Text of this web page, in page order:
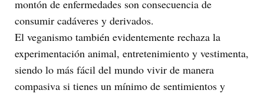
montón de enfermedades son consecuencia de
consumir cadáveres y derivados.
El veganismo también evidentemente rechaza la
experimentación animal, entretenimiento y vestimenta,
siendo lo más fácil del mundo vivir de manera
compasiva si tienes un mínimo de sentimientos y